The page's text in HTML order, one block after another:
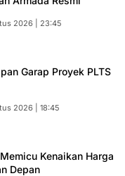
2026 | 23:45
Garap Proyek PLTS
2026 | 18:45
Kenaikan Harga
Depan